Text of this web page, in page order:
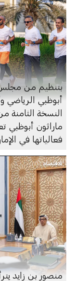
بتنظيم من
أبوظبي الرياضي
النسخة الثامنة
ماراثون أبوظبي
فعالياتها في
الاقتصاد
منصور بن زايد